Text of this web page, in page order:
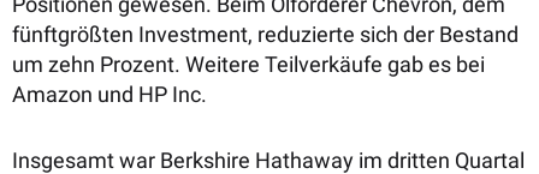
fünftgrößten Investment, reduzierte sich der Bestand
um zehn Prozent. Weitere Teilverkäufe gab es bei
Amazon und HP Inc.
Insgesamt war Berkshire Hathaway im dritten Quartal